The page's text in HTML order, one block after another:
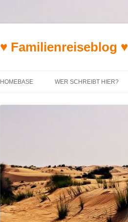
♥ Familienreiseblog ♥
HOMEBASE WER SCHREIBT HIER?